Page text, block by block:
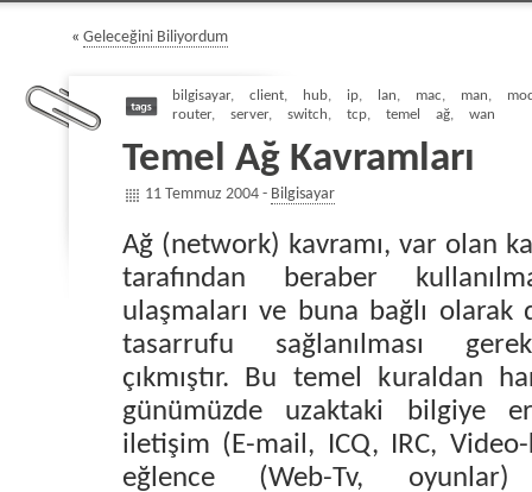
« Geleceğini Biliyordum
bilgisayar, client, hub, ip, lan, mac, man,
router, server, switch, tcp, temel ağ, wan
Temel Ağ Kavramları
11 Temmuz 2004 - Bilgisayar
Ağ (network) kavramı, var olan
tarafından beraber
ulaşmaları ve buna bağlı
tasarrufu sağlanılması
çıkmıştır. Bu temel kuraldan
günümüzde uzaktaki bilgiye
iletişim (E-mail, ICQ, IRC,
eğlence (Web-Tv,